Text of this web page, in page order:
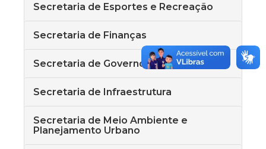
Secretaria de Esportes e Recreação
Secretaria de Finanças
Secretaria de Governo
Secretaria de Infraestrutura
Secretaria de Meio Ambiente e
Planejamento Urbano